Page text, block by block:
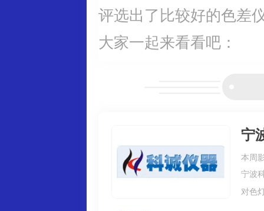
评选出了比较好的色差
大家一起来看看吧：
宁
本周
宁波
对色